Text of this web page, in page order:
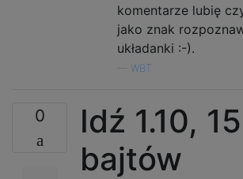
komentarze lubię
jako znak
układanki :-).
WBT
0
Idź 1.10,
bajtów